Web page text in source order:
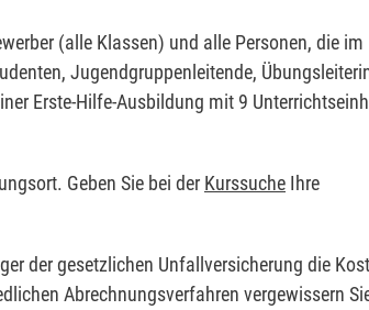
(alle Klassen) und alle Personen, die im
Jugendgruppenleitende,
Erste-Hilfe-Ausbildung mit 9
Geben Sie bei der Kurssuche Ihre
der gesetzlichen Unfallversicherung die
Abrechnungsverfahren vergewissern